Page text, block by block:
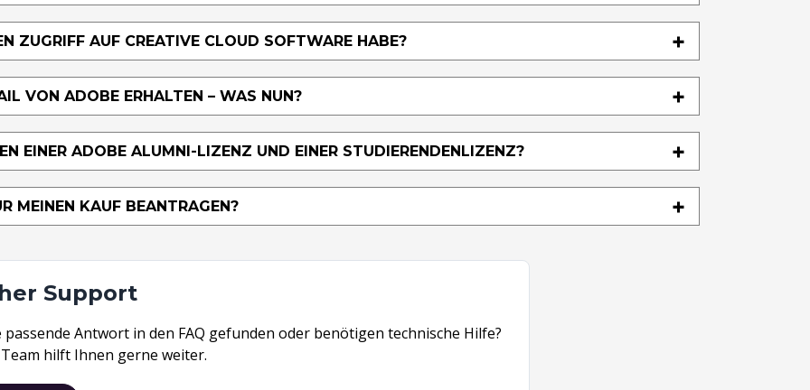
ZUGRIFF AUF CREATIVE CLOUD SOFTWARE HABE?
VON ADOBE ERHALTEN – WAS NUN?
EINER ADOBE ALUMNI-LIZENZ UND EINER STUDIERENDENLIZENZ?
MEINEN KAUF BEANTRAGEN?
Support
passende Antwort in den FAQ gefunden oder benötigen technische Hilfe?
hilft Ihnen gerne weiter.